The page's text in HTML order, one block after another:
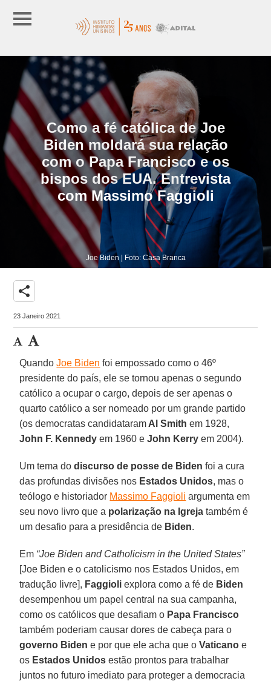
Como a fé católica de Joe
Biden moldará sua relação
com o Papa Francisco e os
bispos dos EUA. Entrevista
com Massimo Faggioli
Joe Biden | Foto: Casa Branca
share
23 Janeiro 2021
QuandoJoe Biden foi empossado como o 46º
presidente do país, ele se tornou apenas o segundo
católico a ocupar o cargo, depois de ser apenas o
quarto católico a ser nomeado por um grande partido
(os democratas candidataram Al Smith em 1928,
John F. Kennedy em 1960 eJohn Kerry em 2004).
Um tema dodiscurso de posse de Biden foi a cura
das profundas divisões nos Estados Unidos, mas o
teólogo e historiador Massimo Faggioli argumenta em
seu novo livro que a polarização na Igreja também é
um desafio para a presidência de Biden.
Em “Joe Biden and Catholicism in the United States”
[Joe Biden e o catolicismo nos Estados Unidos, em
tradução livre], Faggioli explora como a fé de Biden
desempenhou um papel central na sua campanha,
como os católicos que desafiam o Papa Francisco
também poderiam causar dores de cabeça para o
governo Biden e por que ele acha que oVaticano e
os Estados Unidos estão prontos para trabalhar
juntos no futuro imediato para proteger a democracia